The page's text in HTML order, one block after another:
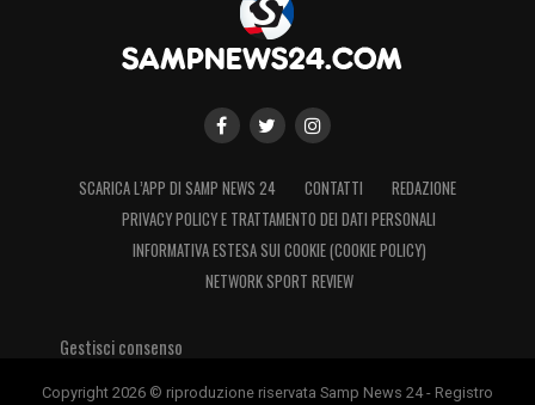
SCARICA L’APP DI SAMP NEWS 24 CONTATTI
REDAZIONE
PRIVACY POLICY E TRATTAMENTO DEI DATI PERSONALI
INFORMATIVA ESTESA SUI COOKIE (COOKIE POLICY)
NETWORK SPORT REVIEW
Gestisci consenso
Copyright 2026 © riproduzione riservata Samp News 24 - Registro